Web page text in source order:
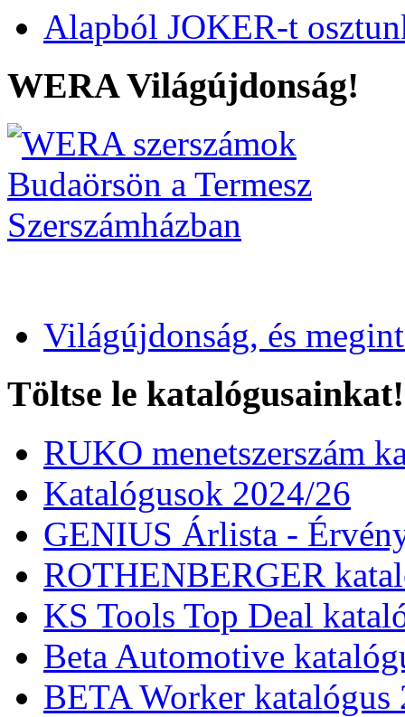
Alapból JOKER-t
WERA Világújdonság!
Világújdonság, és
Töltse le katalógusainkat!
RUKO menetszerszám
Katalógusok 2024/26
GENIUS Árlista -
ROTHENBERGER
KS Tools Top Deal
Beta Automotive
BETA Worker katalógus